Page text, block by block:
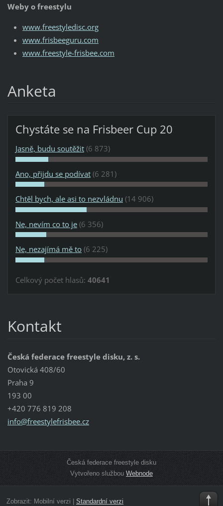
Weby o freestylu
www.freestyledisc.org
www.frisbeeguru.com
www.freestyle-frisbee.com
Anketa
Chystáte se na Frisbeer Cup 20
Jasně, budu soutěžit (6 873)
Ano, přijdu se podívat (6 281)
Chtěl bych, ale asi to nezvládnu (14 906)
Ne, nevím co to je (6 356)
Ne, nezajímá mě to (6 225)
Celkový počet hlasů: 40641
Kontakt
Česká federace freestyle disku, z. s.
Otovická 408/60
Praha 9
193 00
+420 776 819 208
info@freestylefrisbee.cz
Česká federace freestyle disku
Vytvořeno službou Webnode
Zobrazit: Mobilní verzi | Standardní verzi